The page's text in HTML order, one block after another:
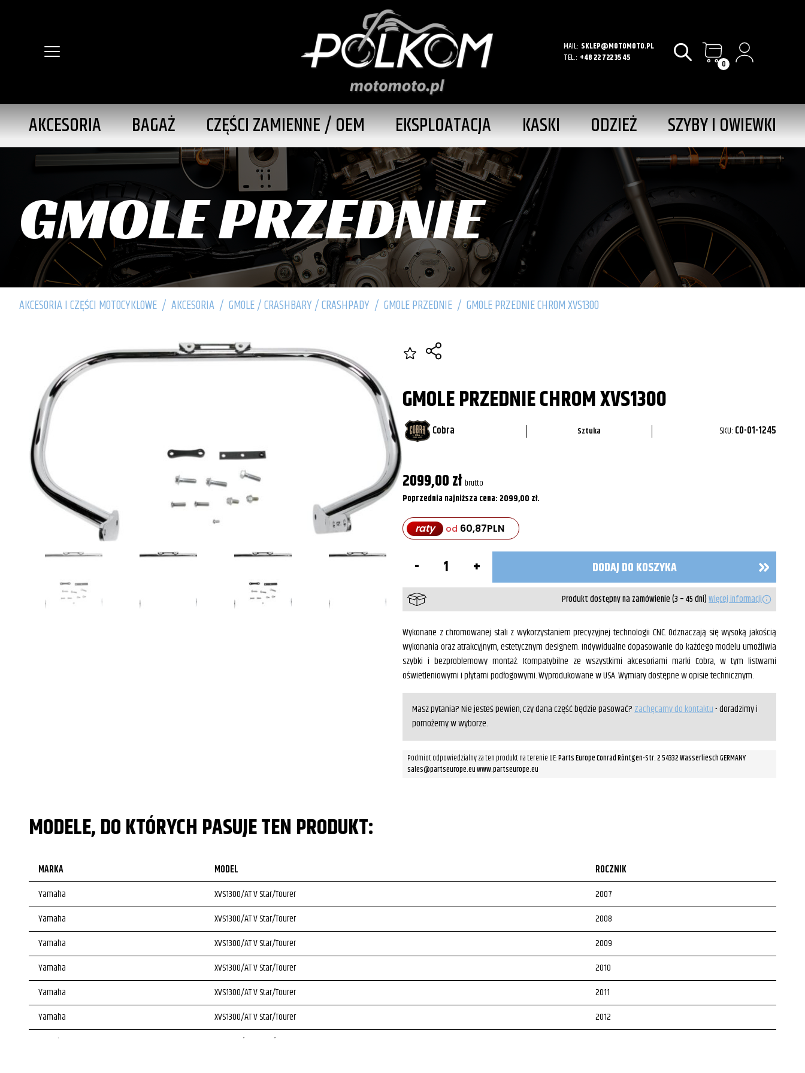
MAIL: SKLEP@MOTOMOTO.PL
TEL.: +48 22 722 35 45 0
AKCESORIA BAGAŻ CZĘŚCI ZAMIENNE / OEM EKSPLOATACJA KASKI ODZIEŻ SZYBY I OWIEWKI
GMOLE PRZEDNIE
AKCESORIA I CZĘŚCI MOTOCYKLOWE / AKCESORIA / GMOLE / CRASHBARY / CRASHPADY / GMOLE PRZEDNIE / GMOLE PRZEDNIE CHROM XVS1300
GMOLE PRZEDNIE CHROM XVS1300
Cobra Sztuka SKU: CO-01-1245
2099,00zł brutto
Poprzednia najniższa cena: 2099,00 zł.
raty od 60,87PLN
Gmole
przednie
Chrom
DODAJ DO KOSZYKA
Produkt dostępny na zamówienie (3 – 45 dni)Więcej informacji
Wykonane z chromowanej stali z wykorzystaniem precyzyjnej technologii CNC. Odznaczają się wysoką jakością
wykonania oraz atrakcyjnym, estetycznym designem. Indywidualne dopasowanie do każdego modelu umożliwia
szybki i bezproblemowy montaż. Kompatybilne ze wszystkimi akcesoriami marki Cobra, w tym listwami
oświetleniowymi i płytami podłogowymi. Wyprodukowane w USA. Wymiary dostępne w opisie technicznym.
Masz pytania? Nie jesteś pewien, czy dana część będzie pasować?Zachęcamy do kontaktu- doradzimy i
pomożemy w wyborze.
Podmiot odpowiedzialny za ten produkt na terenie UE:Parts Europe Conrad Röntgen-Str. 2 54332 Wasserliesch GERMANY
sales@partseurope.eu www.partseurope.eu
MODELE, DO KTÓRYCH PASUJE TEN PRODUKT:
MARKA MODEL
ROCZNIK
Yamaha
XVS1300/AT V Star/Tourer
2007
Yamaha
XVS1300/AT V Star/Tourer
2008
Yamaha
XVS1300/AT V Star/Tourer
2009
Yamaha
XVS1300/AT V Star/Tourer
2010
Yamaha
XVS1300/AT V Star/Tourer
2011
Yamaha
XVS1300/AT V Star/Tourer
2012
Yamaha
XVS1300/AT V Star/Tourer